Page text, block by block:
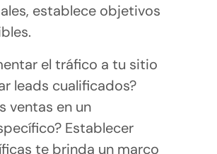
establece objetivos
el tráfico a tu sitio
leads cualificados?
ventas en un
Establecer
te brinda un marco